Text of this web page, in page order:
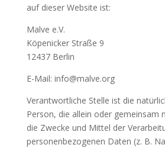
auf dieser Website ist:
Malve e.V.
Köpenicker Straße 9
12437 Berlin
E-Mail: info@malve.org
Verantwortliche Stelle ist die
Person, die allein oder gemeinsam
die Zwecke und Mittel der
personenbezogenen Daten (z. B.